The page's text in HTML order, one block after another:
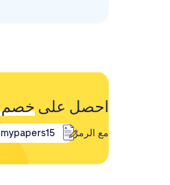
احصل علىخصم
مع الرمز mypapers15